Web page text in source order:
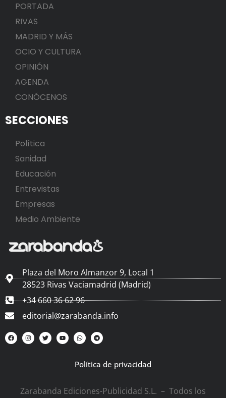
PORTADA
RIVAS
MADRID Y MÁS
OCIO Y CULTURA
OPINIÓN
AGENDA
CONÓCENOS
SECCIONES
Política
Sanidad
Educación
Entrevistas
Empresas
Medio Ambiente
Plaza del Moro Almanzor 9, Local 1
28523 Rivas Vaciamadrid (Madrid)
+34 660 36 62 96
editorial@zarabanda.info
Política de privacidad
Zarabanda Ediciones-Publicidad S.L. – Todos los